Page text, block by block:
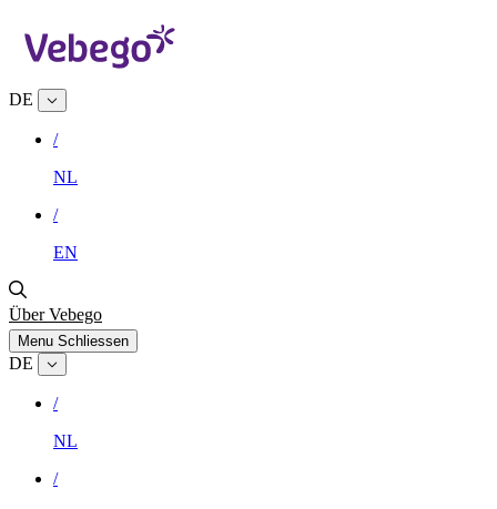
DE
/
NL
/
EN
Über Vebego
Menu Schliessen
DE
/
NL
/